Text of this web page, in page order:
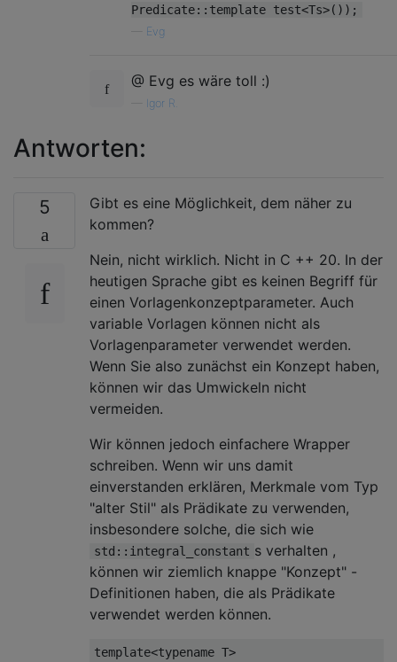
Predicate::template test<Ts>());
Evg
@ Evg es wäre toll :)
Igor R.
Antworten:
5
Gibt es eine Möglichkeit, dem näher zu
kommen?
Nein, nicht wirklich. Nicht in C ++ 20. In der
heutigen Sprache gibt es keinen Begriff für
einen Vorlagenkonzeptparameter. Auch
variable Vorlagen können nicht als
Vorlagenparameter verwendet werden.
Wenn Sie also zunächst ein Konzept haben,
können wir das Umwickeln nicht
vermeiden.
Wir können jedoch einfachere Wrapper
schreiben. Wenn wir uns damit
einverstanden erklären, Merkmale vom Typ
"alter Stil" als Prädikate zu verwenden,
insbesondere solche, die sich wie
std::integral_constant s verhalten ,
können wir ziemlich knappe "Konzept" -
Definitionen haben, die als Prädikate
verwendet werden können.
template<typename T>